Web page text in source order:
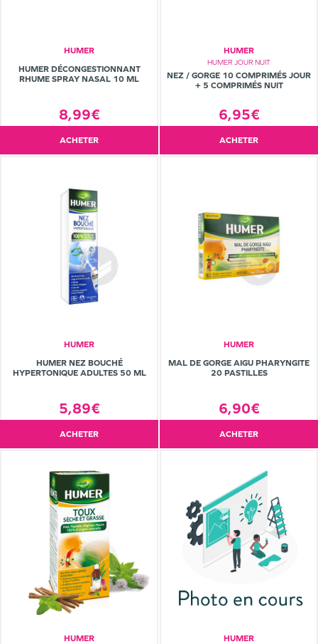
HUMER
HUMER DÉCONGESTIONNANT
RHUME SPRAY NASAL 10 ML
8,99€
ACHETER
HUMER
HUMER JOUR NUIT
NEZ / GORGE 10 COMPRIMÉS JOUR
+ 5 COMPRIMÉS NUIT
6,95€
ACHETER
HUMER
HUMER NEZ BOUCHÉ
HYPERTONIQUE ADULTES 50 ML
5,89€
ACHETER
HUMER
MAL DE GORGE AIGU PHARYNGITE
20 PASTILLES
6,90€
ACHETER
HUMER
HUMER